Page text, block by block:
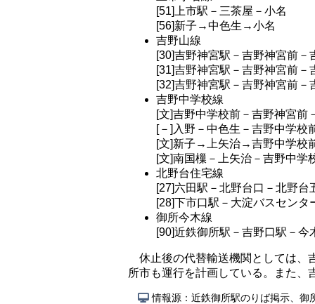
[51]上市駅－三茶屋－小名
[56]新子→中色生→小名
吉野山線
[30]吉野神宮駅－吉野神宮前－
[31]吉野神宮駅－吉野神宮前－
[32]吉野神宮駅－吉野神宮前－
吉野中学校線
[文]吉野中学校前－吉野神宮前
[－]入野－中色生－吉野中学校
[文]新子→上矢治→吉野中学校
[文]南国樔－上矢治－吉野中学
北野台住宅線
[27]六田駅－北野台口－北野台
[28]下市口駅－大淀バスセンタ
御所今木線
[90]近鉄御所駅－吉野口駅－今
休止後の代替輸送機関としては、
所市も運行を計画している。また、
情報源：近鉄御所駅のりば掲示、御